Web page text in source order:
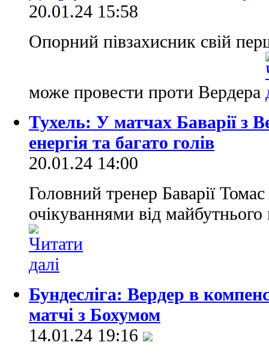
20.01.24 15:58
Опорний півзахисник свій
може провести проти Вердера
Тухель: У матчах Баварії з
енергія та багато голів
20.01.24 14:00
Головний тренер Баварії
очікуваннями від
Бундесліга: Вердер в
матчі з Бохумом
14.01.24 19:16